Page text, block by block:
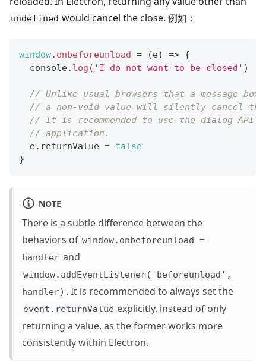
undefined would cancel the close. 例如：
window. onbeforeunload = (e) => {
console. log ( 'I do not want to be closed' )
// Unlike usual browsers that a message
// a non-void value will silently cancel
// It is recommended to use the dialog
// application.
  e
. returnValue = false
}
NOTE
There is a subtle difference between the
behaviors of window.onbeforeunload =
handler and
window.addEventListener('beforeunload',
handler) . It is recommended to always set the
event.returnValue explicitly, instead of only
returning a value, as the former works more
consistently within Electron.